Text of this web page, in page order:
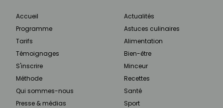
Accueil
Programme
Tarifs
Témoignages
S'inscrire
Méthode
Qui sommes-nous
Presse & médias
Actualités
Astuces culinaires
Alimentation
Bien-être
Minceur
Recettes
Santé
Sport